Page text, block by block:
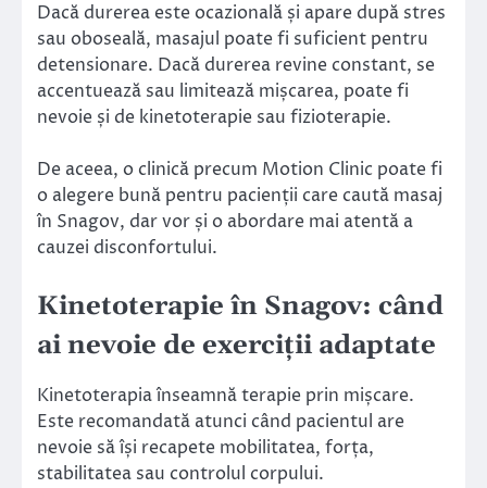
Dacă durerea este ocazională și apare după stres
sau oboseală, masajul poate fi suficient pentru
detensionare. Dacă durerea revine constant, se
accentuează sau limitează mișcarea, poate fi
nevoie și de kinetoterapie sau fizioterapie.
De aceea, o clinică precum Motion Clinic poate fi
o alegere bună pentru pacienții care caută masaj
în Snagov, dar vor și o abordare mai atentă a
cauzei disconfortului.
Kinetoterapie în Snagov: când
ai nevoie de exerciții adaptate
Kinetoterapia înseamnă terapie prin mișcare.
Este recomandată atunci când pacientul are
nevoie să își recapete mobilitatea, forța,
stabilitatea sau controlul corpului.